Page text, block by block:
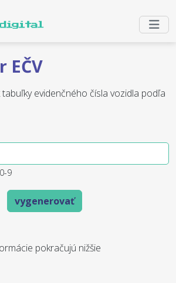
EČV
evidenčného čísla vozidla podľa
9
vygenerovať
pokračujú nižšie